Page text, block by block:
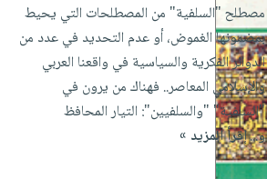
مصطلح "السلفية" من المصطلحات التي يحيط
بمضمونها الغموض، أو عدم التحديد في عدد من
الدوائر الفكرية والسياسية في واقعنا العربي
والإسلامي المعاصر.. فهناك من يرون في
"السلفية" "والسلفيين": التيار المحافظ
و...إقرأ المزيد »